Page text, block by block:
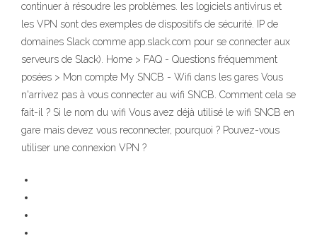
continuer à résoudre les problèmes. les logiciels antivirus et
les VPN sont des exemples de dispositifs de sécurité. IP de
domaines Slack comme app.slack.com pour se connecter aux
serveurs de Slack). Home > FAQ - Questions fréquemment
posées > Mon compte My SNCB - Wifi dans les gares Vous
n'arrivez pas à vous connecter au wifi SNCB. Comment cela se
fait-il ? Si le nom du wifi Vous avez déjà utilisé le wifi SNCB en
gare mais devez vous reconnecter, pourquoi ? Pouvez-vous
utiliser une connexion VPN ?